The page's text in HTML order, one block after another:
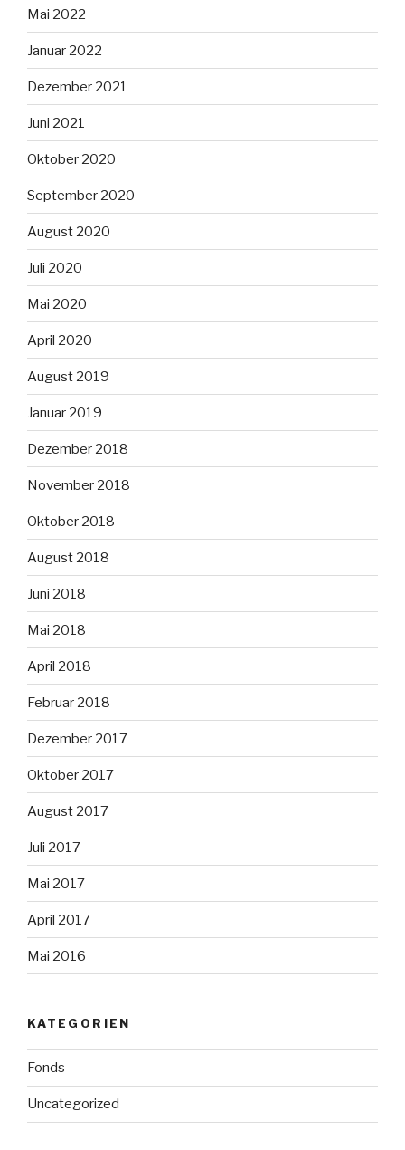
Mai 2022
Januar 2022
Dezember 2021
Juni 2021
Oktober 2020
September 2020
August 2020
Juli 2020
Mai 2020
April 2020
August 2019
Januar 2019
Dezember 2018
November 2018
Oktober 2018
August 2018
Juni 2018
Mai 2018
April 2018
Februar 2018
Dezember 2017
Oktober 2017
August 2017
Juli 2017
Mai 2017
April 2017
Mai 2016
KATEGORIEN
Fonds
Uncategorized